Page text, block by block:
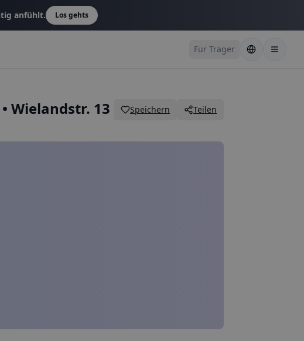
anfühlt. Los gehts
Für Träger
• Wielandstr. 13 Speichern Teilen